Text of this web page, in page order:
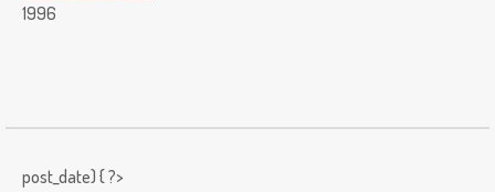
1996
post_date) { ?>